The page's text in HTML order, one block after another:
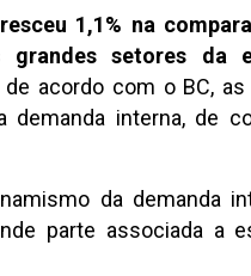
​1,1% na
setores da
de acordo com o BC,
interna, de
da demanda
parte associada a